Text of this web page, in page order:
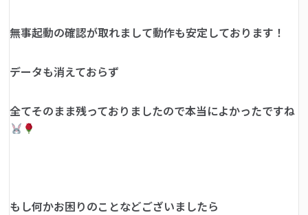
無事起動の確認が取れまして動作も安定しております！
データも消えておらず
全てそのまま残っておりましたので本当によかったですね
もし何かお困りのことなどございましたら